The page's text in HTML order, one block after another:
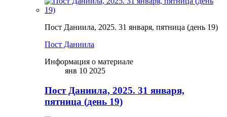
Пост Даниила, 2025. 31 января, пятница (день 19)
Пост Даниила
Информация о материале
янв 10 2025
Пост Даниила, 2025. 31 января,
пятница (день 19)